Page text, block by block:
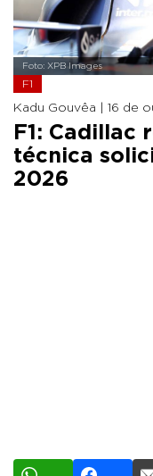
Foto: XPB Images
F1
Kadu Gouvêa | 16 de
F1: Cadillac
técnica
2026